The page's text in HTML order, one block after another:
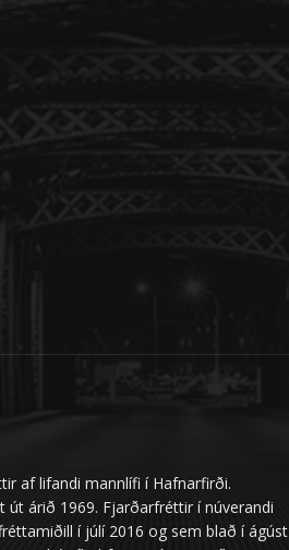
af lifandi mannlífi í Hafnarfirði.
árið 1969. Fjarðarfréttir í núverandi
í júlí 2016 og sem blað í ágúst